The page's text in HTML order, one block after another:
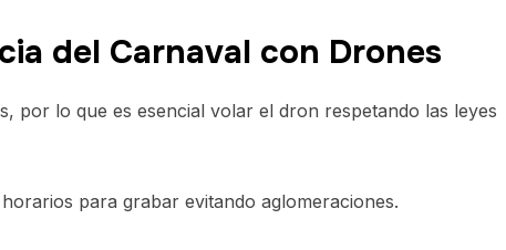
del Carnaval con Drones
por lo que es esencial volar el dron respetando las leyes
para grabar evitando aglomeraciones.